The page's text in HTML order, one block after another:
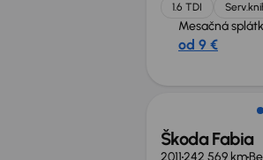
1.6 TDI
Mesačná
od 9 €
Škoda Fabia
2011242 569 km